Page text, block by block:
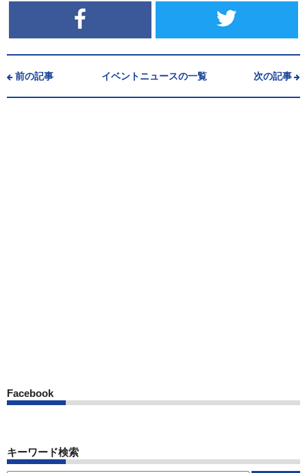
前の記事 イベントニュースの一覧 次の記事
Facebook
キーワード検索